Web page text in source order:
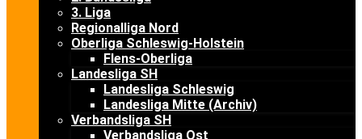
3. Liga
Regionalliga Nord
Oberliga Schleswig-Holstein
Flens-Oberliga
Landesliga SH
Landesliga Schleswig
Landesliga Mitte (Archiv)
Verbandsliga SH
Verbandsliga Ost